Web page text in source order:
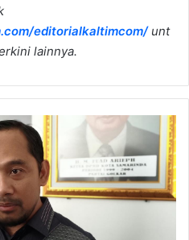
editorialkaltimcom/unt
lainnya.